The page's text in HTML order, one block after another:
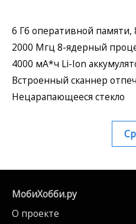
6 Гб оперативной
2000 Мгц 8-ядерный
4000 мА*ч Li-Ion
Встроенный сканнер
Нецарапающееся стекло
МобиХобби.ру
О проекте